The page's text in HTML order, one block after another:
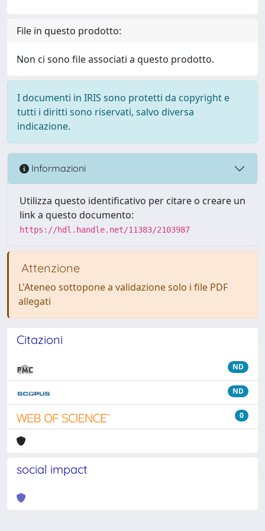
File in questo prodotto:
Non ci sono file associati a questo prodotto.
I documenti in IRIS sono protetti da copyright e
tutti i diritti sono riservati, salvo diversa
indicazione.
Informazioni
Utilizza questo identificativo per citare o creare un
link a questo documento:
https://hdl.handle.net/11383/2103987
Attenzione
L'Ateneo sottopone a validazione solo i file PDF
allegati
Citazioni
ND
ND
0
social impact